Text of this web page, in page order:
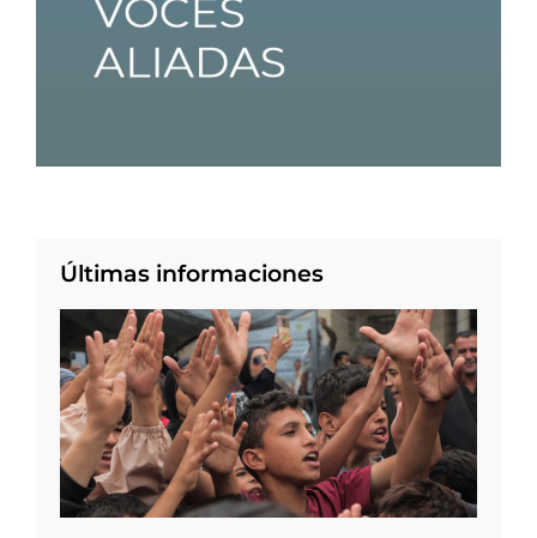
Últimas informaciones